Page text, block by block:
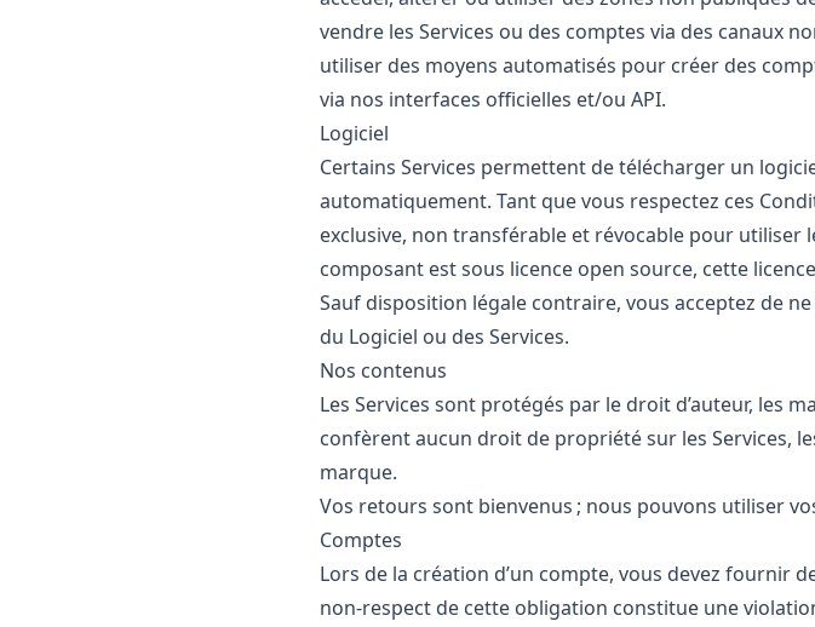
vendre les Services ou des comptes via des canaux
utiliser des moyens automatisés pour créer des
via nos interfaces officielles et/ou API.
Logiciel
Certains Services permettent de télécharger un
automatiquement. Tant que vous respectez ces
exclusive, non transférable et révocable pour utiliser
composant est sous licence open source, cette
Sauf disposition légale contraire, vous acceptez de
du Logiciel ou des Services.
Nos contenus
Les Services sont protégés par le droit d’auteur, les
confèrent aucun droit de propriété sur les Services,
marque.
Vos retours sont bienvenus ; nous pouvons utiliser
Comptes
Lors de la création d’un compte, vous devez fournir
non‑respect de cette obligation constitue une